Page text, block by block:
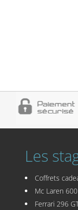
Les
Coffrets
Mc Laren
Ferrari 296